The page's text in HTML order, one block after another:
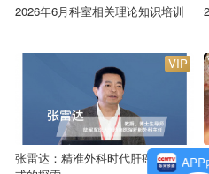
APP
2026年6月科室相关理论知识培训
VIP
张雷达：精准外科时代肝癌治疗模